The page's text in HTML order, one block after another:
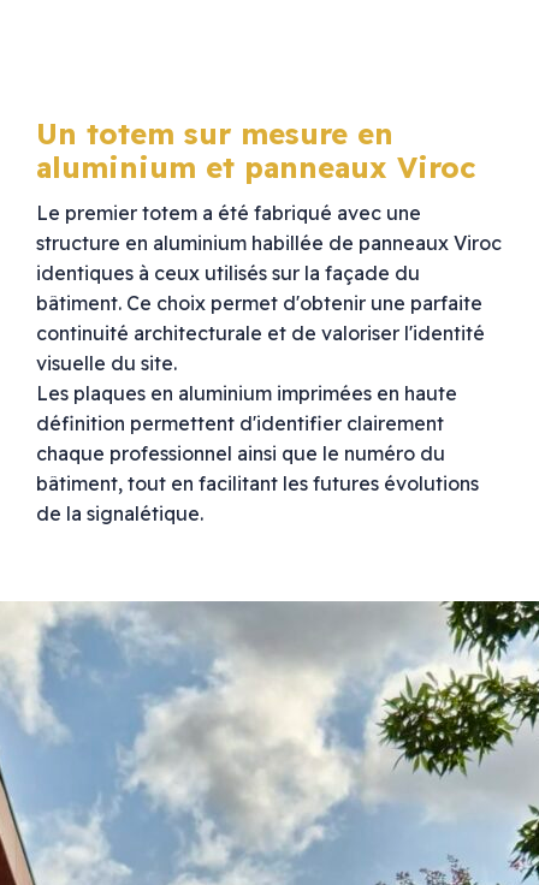
Un totem sur mesure en
aluminium et panneaux Viroc
Le premier totem a été fabriqué avec une
structure en aluminium habillée de panneaux Viroc
identiques à ceux utilisés sur la façade du
bâtiment. Ce choix permet d'obtenir une parfaite
continuité architecturale et de valoriser l'identité
visuelle du site.
Les plaques en aluminium imprimées en haute
définition permettent d'identifier clairement
chaque professionnel ainsi que le numéro du
bâtiment, tout en facilitant les futures évolutions
de la signalétique.